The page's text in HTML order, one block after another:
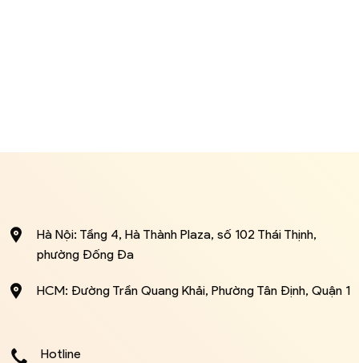
Hà Nội: Tầng 4, Hà Thành Plaza, số 102 Thái Thịnh,
phường Đống Đa
HCM: Đường Trần Quang Khải, Phường Tân Định, Quận 1
Hotline